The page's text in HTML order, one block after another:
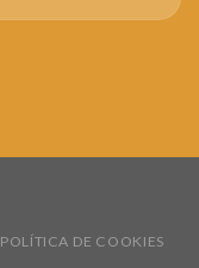
POLÍTICA DE COOKIES